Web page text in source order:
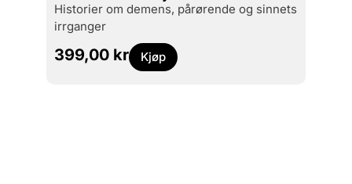
historier om demens, pårørende og sinnets
irrganger
399,00 kr Kjøp